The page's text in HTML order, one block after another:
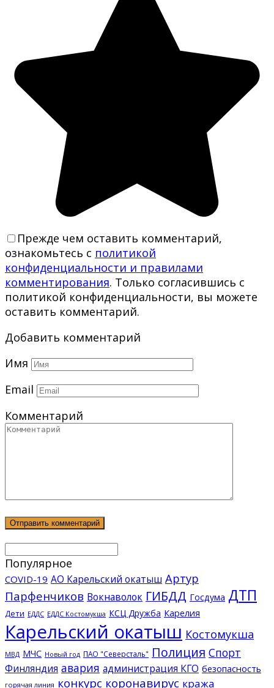
Прежде чем оставить комментарий,
ознакомьтесь с политикой
конфиденциальности и правилами
комментирования. Только согласившись с
политикой конфиденциальности, вы можете
оставить комментарий.
Добавить комментарий
Имя
Email
Комментарий
Популярное
COVID-19 АО Карельский окатыш Артур
Парфенчиков Вокнаволок ГИБДД Госдума ДТП
Дети ЕДДС ЕДДС Костомукша КСЦ Дружба Карелия
Карельский окатыш Костомукша
МВД МЧС Новый год ПАО "Северсталь" Полиция Спорт
Финляндия авария администрация КГО безопасность
горячая линия конкурс коронавирус кража